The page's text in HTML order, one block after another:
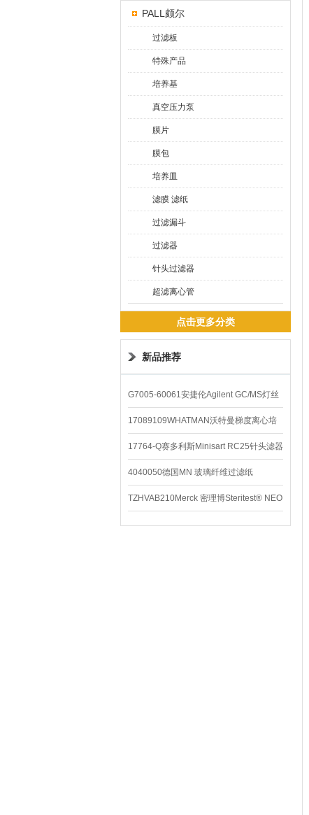
PALL颇尔
过滤板
特殊产品
培养基
真空压力泵
膜片
膜包
培养皿
滤膜 滤纸
过滤漏斗
过滤器
针头过滤器
超滤离心管
点击更多分类
新品推荐
G7005-60061安捷伦Agilent GC/MS灯丝
配件
17089109WHATMAN沃特曼梯度离心培
养基
17764-Q赛多利斯Minisart RC25针头滤器
4040050德国MN 玻璃纤维过滤纸
TZHVAB210Merck 密理博Steritest® NEO
设备